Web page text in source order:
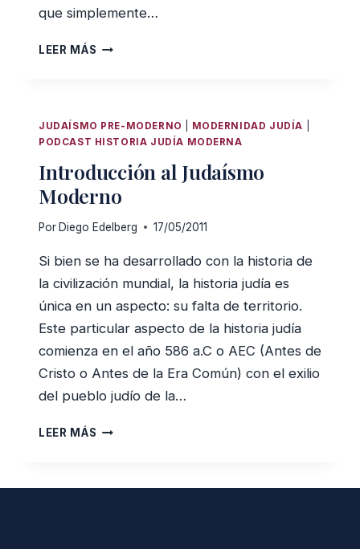
que simplemente…
LEER MÁS ESTO
JUDAÍSMO PRE-MODERNO MODERNIDAD JUDÍA
PODCAST HISTORIA JUDÍA MODERNA
Introducción al Judaísmo
Moderno
Por Diego Edelberg 17/05/2011
Si bien se ha desarrollado con la historia de
la civilización mundial, la historia judía es
única en un aspecto: su falta de territorio.
Este particular aspecto de la historia judía
comienza en el año 586 a.C o AEC (Antes de
Cristo o Antes de la Era Común) con el exilio
del pueblo judío de la…
LEER MÁS INTRODUCCIÓN